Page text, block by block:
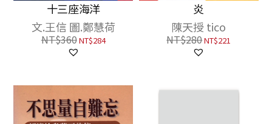
十三座海洋
文.王信 圖.鄭慧荷
NT$360NT$284
炎
陳天授 tico
NT$280NT$221